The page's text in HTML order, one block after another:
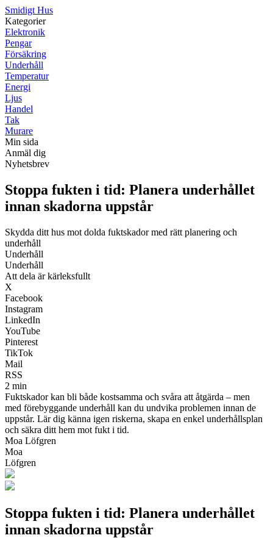
Smidigt Hus
Kategorier
Elektronik
Pengar
Försäkring
Underhåll
Temperatur
Energi
Ljus
Handel
Tak
Murare
Min sida
Anmäl dig
Nyhetsbrev
Stoppa fukten i tid: Planera underhållet
innan skadorna uppstår
Skydda ditt hus mot dolda fuktskador med rätt planering och
underhåll
Underhåll
Underhåll
Att dela är kärleksfullt
X
Facebook
Instagram
LinkedIn
YouTube
Pinterest
TikTok
Mail
RSS
2 min
Fuktskador kan bli både kostsamma och svåra att åtgärda – men
med förebyggande underhåll kan du undvika problemen innan de
uppstår. Lär dig känna igen riskerna, skapa en enkel underhållsplan
och säkra ditt hem mot fukt i tid.
Moa Löfgren
Moa
Löfgren
Stoppa fukten i tid: Planera underhållet
innan skadorna uppstår